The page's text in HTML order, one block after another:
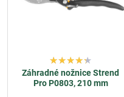
Záhradné nožnice Strend
Pro P0803, 210 mm